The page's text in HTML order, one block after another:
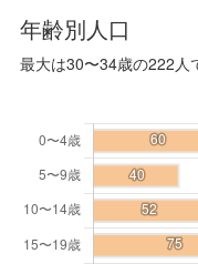
年齢別人口
最大は30〜34歳の222人